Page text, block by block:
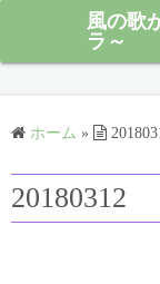
風の歌
ラ～
ホーム »
20180312